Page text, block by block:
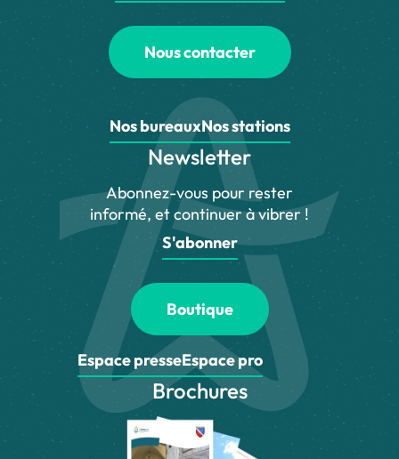
Nous contacter
Nos bureauxNos stations
Newsletter
Abonnez-vous pour rester
informé, et continuer à vibrer !
S'abonner
Boutique
Espace presseEspace pro
Brochures